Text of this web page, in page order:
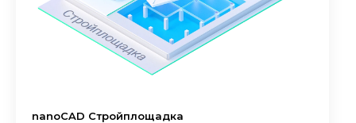
nanoCAD Стройплощадка